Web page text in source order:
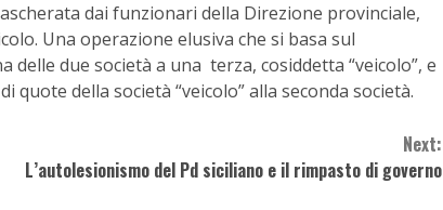
dai funzionari della Direzione provinciale,
Una operazione elusiva che si basa sul
due società a una terza, cosiddetta “veicolo”, e
quote della società “veicolo” alla seconda società.
Next:
L’autolesionismo del Pd siciliano e il rimpasto di governo